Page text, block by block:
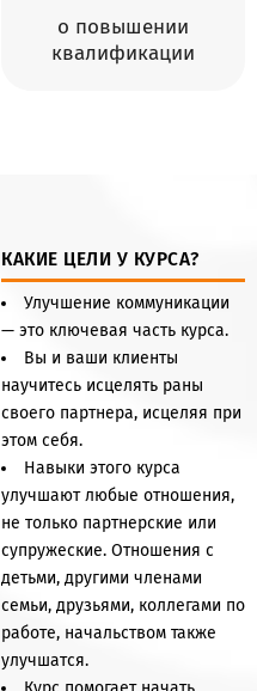
о повышении
квалификации
КАКИЕ ЦЕЛИ У КУРСА?
Улучшение коммуникации
— это ключевая часть курса.
Вы и ваши клиенты
научитесь исцелять раны
своего партнера, исцеляя при
этом себя.
Навыки этого курса
улучшают любые отношения,
не только партнерские или
супружеские. Отношения с
детьми, другими членами
семьи, друзьями, коллегами по
работе, начальством также
улучшатся.